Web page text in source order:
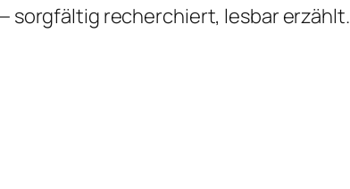
sorgfältig recherchiert, lesbar erzählt.